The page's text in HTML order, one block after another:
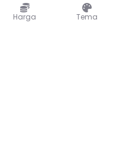
Harga Tema